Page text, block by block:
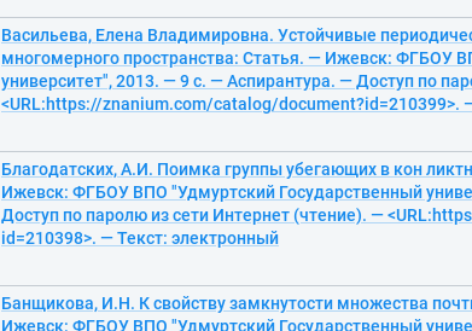
Васильева, Елена Владимировна. Устойчивые
многомерного пространства: Статья. — Ижевск: ФГБОУ
университет", 2013. — 9 с. — Аспирантура. — Доступ по
<URL:https://znanium.com/catalog/document?id=210399>.
Благодатских, А.И. Поимка группы убегающих в кон
Ижевск: ФГБОУ ВПО "Удмуртский Государственный
Доступ по паролю из сети Интернет (чтение). —
id=210398>. — Текст: электронный
Банщикова, И.Н. К свойству замкнутости множества
Ижевск: ФГБОУ ВПО "Удмуртский Государственный